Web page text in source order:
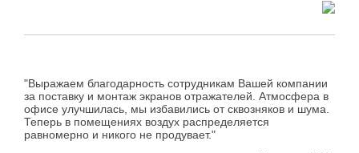
"Выражаем благодарность сотрудникам Вашей компании
за поставку и монтаж экранов отражателей. Атмосфера в
офисе улучшилась, мы избавились от сквозняков и шума.
Теперь в помещениях воздух распределяется
равномерно и никого не продувает."